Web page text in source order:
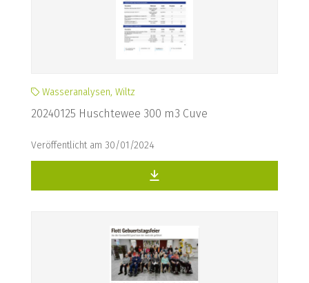
Wasseranalysen, Wiltz
20240125 Huschtewee 300 m3 Cuve
Veröffentlicht am 30/01/2024